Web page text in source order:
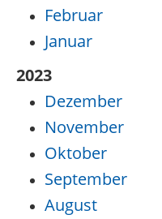
Februar
Januar
2023
Dezember
November
Oktober
September
August